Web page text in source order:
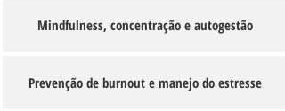
Mindfulness, concentração e autogestão
Prevenção de burnout e manejo do estresse